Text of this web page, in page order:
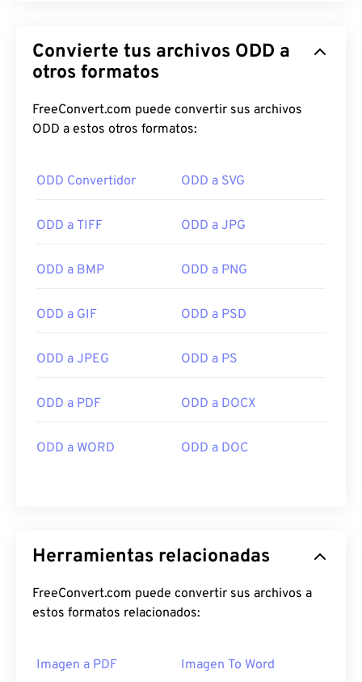
Convierte tus archivos ODD a
otros formatos
FreeConvert.com puede convertir sus archivos
ODD a estos otros formatos:
ODD Convertidor ODD a SVG
ODD a TIFF ODD a JPG
ODD a BMP ODD a PNG
ODD a GIF ODD a PSD
ODD a JPEG ODD a PS
ODD a PDF ODD a DOCX
ODD a WORD ODD a DOC
Herramientas relacionadas
FreeConvert.com puede convertir sus archivos a
estos formatos relacionados:
Imagen a PDF Imagen To Word